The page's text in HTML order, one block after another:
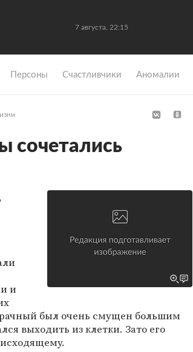
7 августа, 22:15
Персоны Счастливчики Аномалии
сочетались
и
был очень смущен большим
выходить из клетки. Зато его